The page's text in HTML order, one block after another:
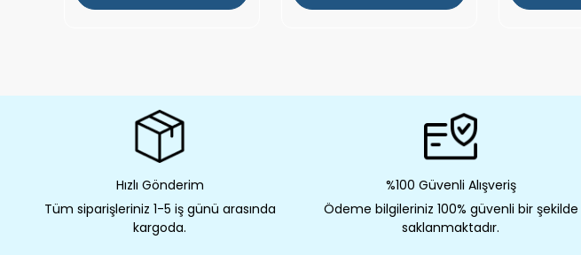
Hızlı Gönderim
Tüm siparişleriniz 1-5 iş günü arasında
kargoda.
%100 Güvenli Alışveriş
Ödeme bilgileriniz 100% güvenli bir şekilde
saklanmaktadır.